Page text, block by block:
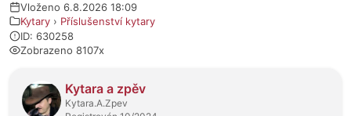
Vloženo 6.8.2026 18:09
Kytary › Příslušenství kytary
ID: 630258
Zobrazeno 8107x
Kytara a zpěv
Kytara.A.Zpev